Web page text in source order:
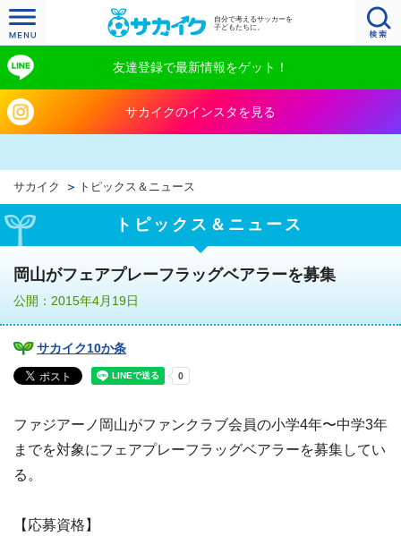
自分で考えるサッカーを
子どもたちに。
友達登録で最新情報をゲット！
サカイクのインスタを見る
サカイク トピックス＆ニュース
トピックス＆ニュース
岡山がフェアプレーフラッグベアラーを募集
公開：2015年4月19日
サカイク10か条
ファジアーノ岡山がファンクラブ会員の小学4年〜中学3年
までを対象にフェアプレーフラッグベアラーを募集してい
る。
【応募資格】